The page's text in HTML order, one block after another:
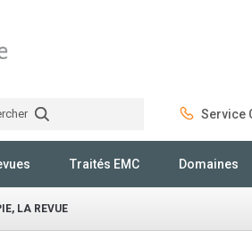
Service
Traités EMC Domaines
LA REVUE